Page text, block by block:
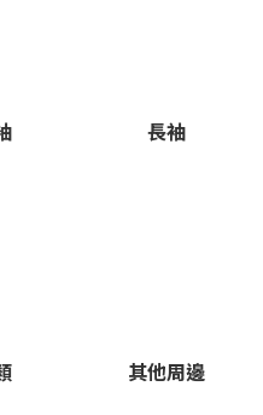
長袖
其他周邊